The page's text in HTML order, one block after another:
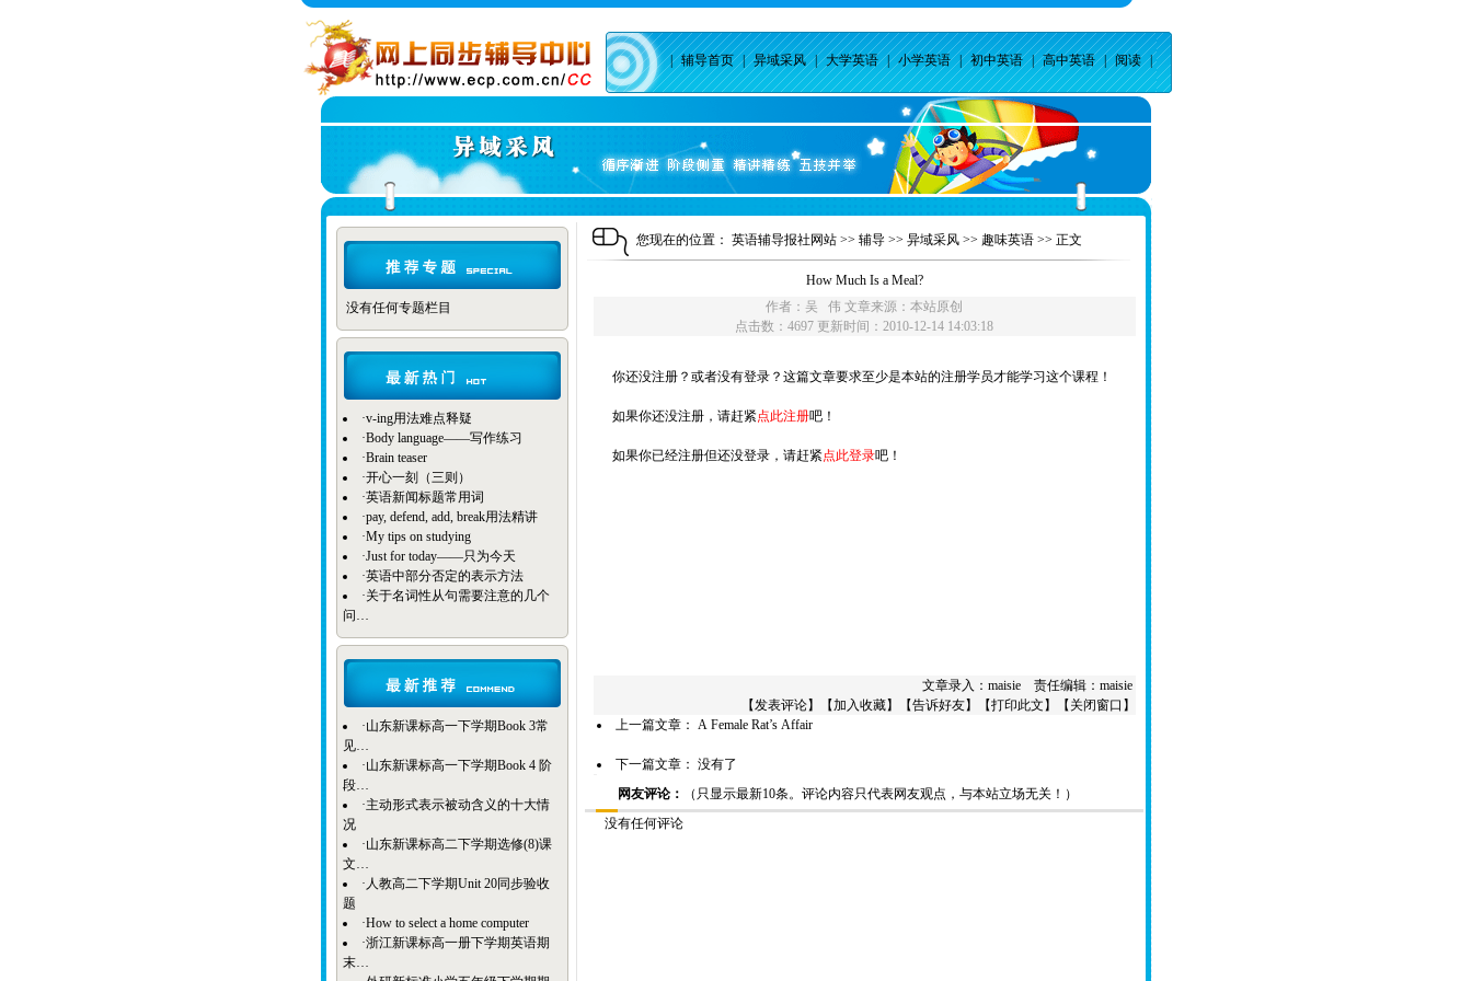
| 辅导首页 | 异域采风 | 大学英语 | 小学英语 | 初中英语 | 高中英语 | 阅读 |
没有任何专题栏目
·v-ing用法难点释疑
·Body language——写作练习
·Brain teaser
·开心一刻（三则）
·英语新闻标题常用词
·pay, defend, add, break用法精讲
·My tips on studying
·Just for today——只为今天
·英语中部分否定的表示方法
·关于名词性从句需要注意的几个
问…
·山东新课标高一下学期Book 3常
见…
·山东新课标高一下学期Book 4 阶
段…
·主动形式表示被动含义的十大情
况
·山东新课标高二下学期选修(8)课
文…
· 人教高二下学期Unit 20同步验收
题
·How to select a home computer
·浙江新课标高一册下学期英语期
末…
您现在的位置： 英语辅导报社网站 >> 辅导 >> 异域采风 >> 趣味英语 >> 正文
How Much Is a Meal?
作者：吴 伟 文章来源：本站原创
点击数：4697 更新时间：2010-12-14 14:03:18
你还没注册？或者没有登录？这篇文章要求至少是本站的注册学员才能学习这个课程！
如果你还没注册，请赶紧点此注册吧！
如果你已经注册但还没登录，请赶紧点此登录吧！
文章录入：maisie 责任编辑：maisie
【发表评论】【加入收藏】【告诉好友】【打印此文 】【 关闭窗口 】
上一篇文章： A Female Rat’s Affair
下一篇文章： 没有了
网友评论：
（只显示最新10条。评论内容只代表网友观点，与本站立场无关！）
没有任何评论